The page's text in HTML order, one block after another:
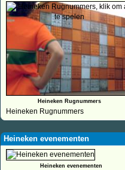
Heineken Rugnummers
Heineken Rugnummers
Heineken evenementen
Heineken evenementen